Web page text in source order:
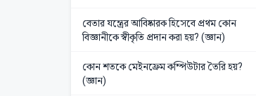
বেতার যন্ত্রের আবিষ্কারক হিসেবে প্রথম কোন
বিজ্ঞানীকে স্বীকৃতি প্রদান করা হয়? (জ্ঞান)
কোন শতকে মেইনফ্রেম কম্পিউটার তৈরি হয়?
(জ্ঞান)